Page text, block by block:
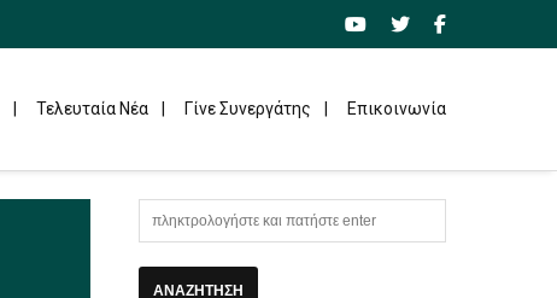
Τελευταία Νέα Γίνε Συνεργάτης Επικοινωνία